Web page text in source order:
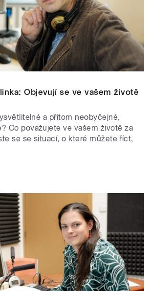
Objevují se ve vašem životě
a přitom neobyčejné,
Co považujete ve vašem životě za
se se situací, o které můžete říct,